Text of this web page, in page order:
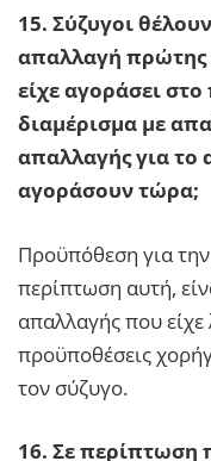
15. Σύζυγοι
απαλλαγή πρώτης
είχε αγοράσει
διαμέρισμα με
απαλλαγής για το
αγοράσουν τώρα;
Προϋπόθεση για
περίπτωση αυτή,
απαλλαγής που είχε
προϋποθέσεις
τον σύζυγο.
16. Σε περίπτωση